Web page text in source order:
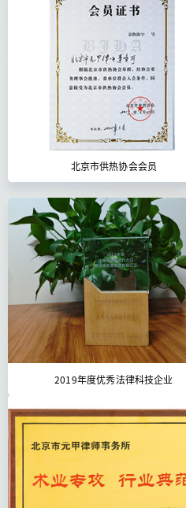
北京市供热协会会员
2019年度优秀法律科技企业